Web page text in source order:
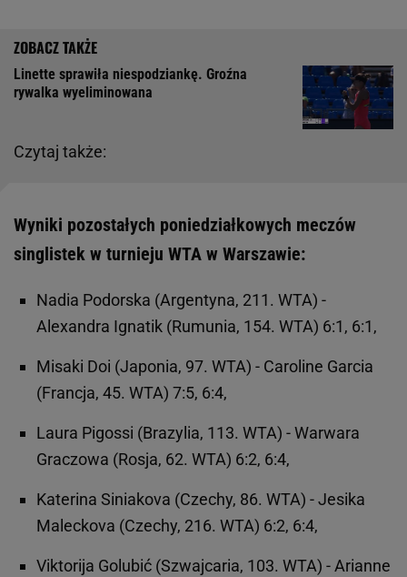
Czytaj także:
Linette sprawiła niespodziankę. Groźna
rywalka wyeliminowana
Wyniki pozostałych poniedziałkowych meczów
singlistek w turnieju WTA w Warszawie:
Nadia Podorska (Argentyna, 211. WTA) -
Alexandra Ignatik (Rumunia, 154. WTA) 6:1, 6:1,
Misaki Doi (Japonia, 97. WTA) - Caroline Garcia
(Francja, 45. WTA) 7:5, 6:4,
Laura Pigossi (Brazylia, 113. WTA) - Warwara
Graczowa (Rosja, 62. WTA) 6:2, 6:4,
Katerina Siniakova (Czechy, 86. WTA) - Jesika
Maleckova (Czechy, 216. WTA) 6:2, 6:4,
Viktorija Golubić (Szwajcaria, 103. WTA) - Arianne